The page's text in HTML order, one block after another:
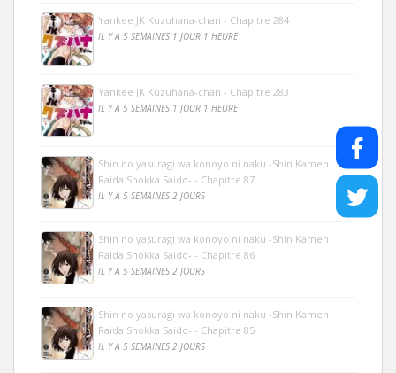
Yankee JK Kuzuhana-chan - Chapitre 284
IL Y A 5 SEMAINES 1 JOUR 1 HEURE
Yankee JK Kuzuhana-chan - Chapitre 283
IL Y A 5 SEMAINES 1 JOUR 1 HEURE
Shin no yasuragi wa konoyo ni naku -Shin Kamen
Raida Shokka Saido- - Chapitre 87
IL Y A 5 SEMAINES 2 JOURS
Shin no yasuragi wa konoyo ni naku -Shin Kamen
Raida Shokka Saido- - Chapitre 86
IL Y A 5 SEMAINES 2 JOURS
Shin no yasuragi wa konoyo ni naku -Shin Kamen
Raida Shokka Saido- - Chapitre 85
IL Y A 5 SEMAINES 2 JOURS